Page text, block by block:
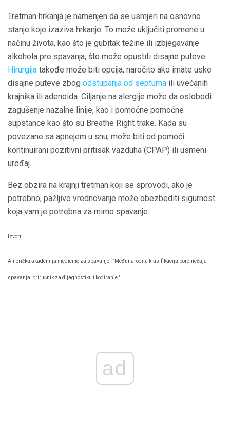
Tretman hrkanja je namenjen da se usmjeri na osnovno
stanje koje izaziva hrkanje. To može uključiti promene u
načinu života, kao što je gubitak težine ili izbjegavanje
alkohola pre spavanja, što može opustiti disajne puteve.
Hirurgija takođe može biti opcija, naročito ako imate uske
disajne puteve zbog odstupanja od septuma ili uvećanih
krajnika ili adenoida. Ciljanje na alergije može da oslobodi
zagušenje nazalne linije, kao i pomoćne pomoćne
supstance kao što su Breathe Right trake. Kada su
povezane sa apnejem u snu, može biti od pomoći
kontinuirani pozitivni pritisak vazduha (CPAP) ili usmeni
uređaj.
Bez obzira na krajnji tretman koji se sprovodi, ako je
potrebno, pažljivo vrednovanje može obezbediti sigurnost
koja vam je potrebna za mirno spavanje.
Izvori:
Američka akademija medicine za spavanje. "Međunarodna klasifikacija poremećaja
spavanja: priručnik za dijagnostiku i kodiranje."
ad